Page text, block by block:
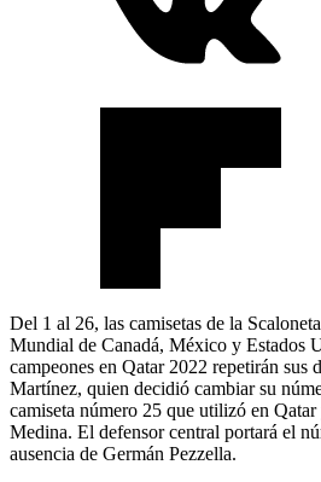
Del 1 al 26, las camisetas de la
Mundial de Canadá, México y Estados
campeones en Qatar 2022 repetirán sus
Martínez, quien decidió cambiar su
camiseta número 25 que utilizó en
Medina. El defensor central portará el
ausencia de Germán Pezzella.